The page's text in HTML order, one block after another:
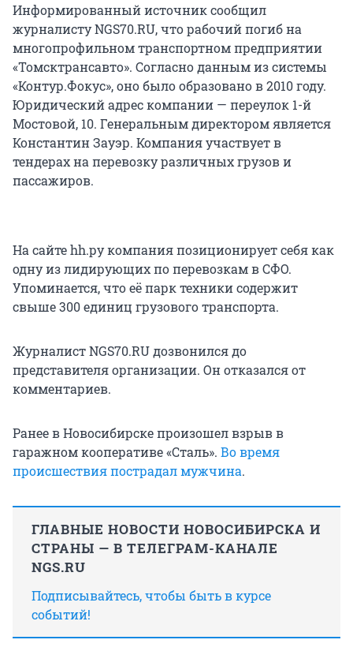
Информированный источник сообщил
журналисту NGS70.RU, что рабочий погиб на
многопрофильном транспортном предприятии
«Томсктрансавто». Согласно данным из системы
«Контур.Фокус», оно было образовано в 2010 году.
Юридический адрес компании — переулок 1-й
Мостовой, 10. Генеральным директором является
Константин Зауэр. Компания участвует в
тендерах на перевозку различных грузов и
пассажиров.
На сайте hh.ру компания позиционирует себя как
одну из лидирующих по перевозкам в СФО.
Упоминается, что её парк техники содержит
свыше 300 единиц грузового транспорта.
Журналист NGS70.RU дозвонился до
представителя организации. Он отказался от
комментариев.
Ранее в Новосибирске произошел взрыв в
гаражном кооперативе «Сталь». Во время
происшествия пострадал мужчина.
ГЛАВНЫЕ НОВОСТИ НОВОСИБИРСКА И
СТРАНЫ — В ТЕЛЕГРАМ-КАНАЛЕ
NGS.RU
Подписывайтесь, чтобы быть в курсе
событий!